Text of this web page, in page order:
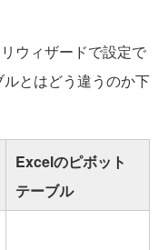
ウィザードで設定で
とはどう違うのか下
Excelのピボット
テーブル